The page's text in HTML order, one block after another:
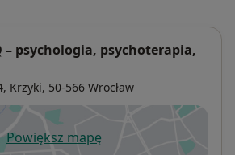
– psychologia, psychoterapia,
Krzyki, 50-566 Wrocław
Powiększ mapęotwiera się w nowej karcie